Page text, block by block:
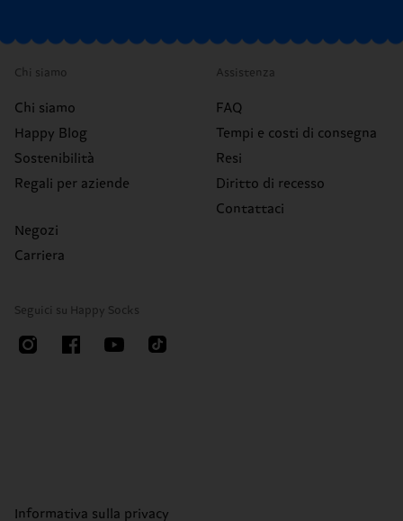
Chi siamo
Chi siamo
Happy Blog
Sostenibilità
Regali per aziende
Negozi
Carriera
Assistenza
FAQ
Tempi e costi di consegna
Resi
Diritto di recesso
Contattaci
Seguici su Happy Socks
Informativa sulla privacy